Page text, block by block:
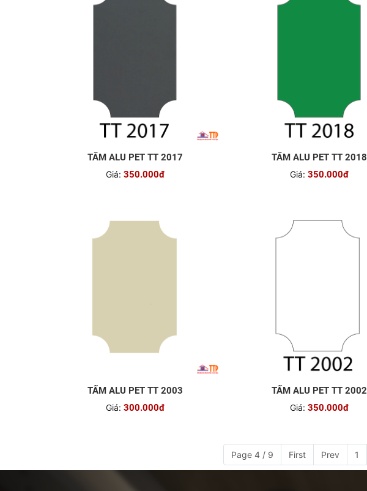
TẤM ALU PET TT 2017
Giá: 350.000đ
TẤM ALU PET TT 2018
Giá: 350.000đ
TẤM ALU PET TT 2003
Giá: 300.000đ
TẤM ALU PET TT 2002
Giá: 350.000đ
Page 4 / 9 First Prev 1